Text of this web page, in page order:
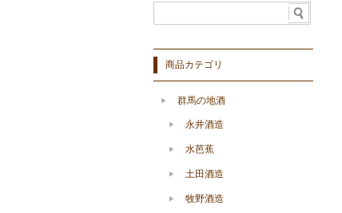
商品カテゴリ
群馬の地酒
永井酒造
水芭蕉
土田酒造
牧野酒造